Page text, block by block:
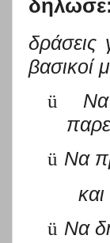
βασικοί
ü
Να
ü Να
ü Να